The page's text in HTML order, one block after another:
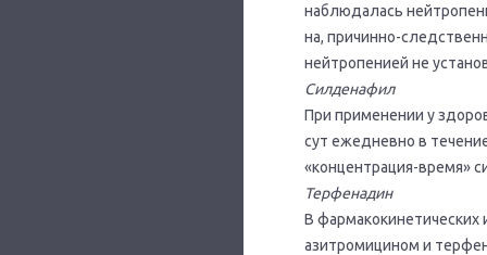
наблюдалась
на, причинно-
нейтропенией не
Силденафил
При применении у
сут ежедневно в
«концентрация-время»
Терфенадин
В
азитромицином и